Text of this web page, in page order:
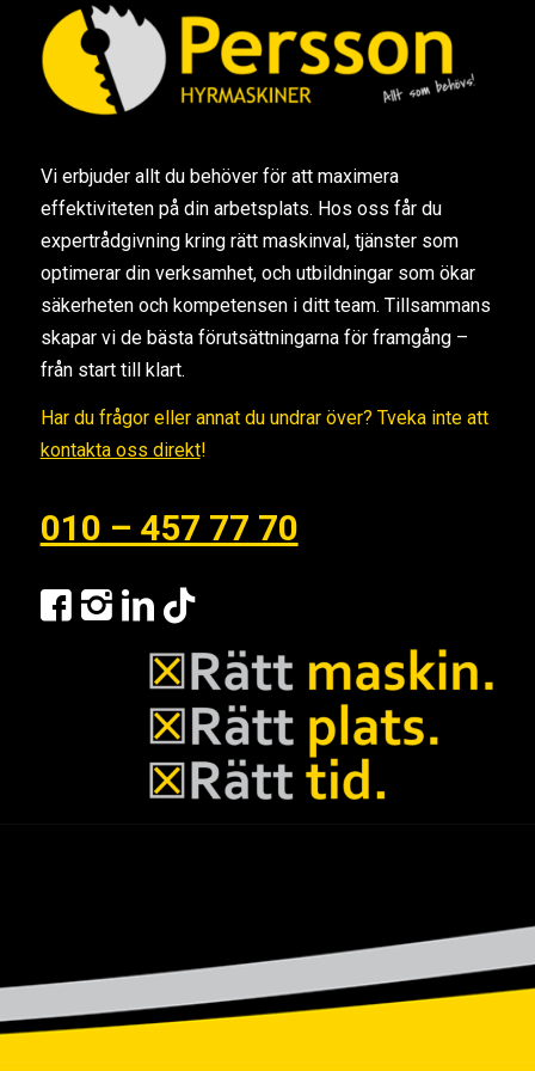
Vi erbjuder allt du behöver för att maximera
effektiviteten på din arbetsplats. Hos oss får du
expertrådgivning kring rätt maskinval, tjänster som
optimerar din verksamhet, och utbildningar som ökar
säkerheten och kompetensen i ditt team. Tillsammans
skapar vi de bästa förutsättningarna för framgång –
från start till klart.
Har du frågor eller annat du undrar över? Tveka inte att
kontakta oss direkt!
010 – 457 77 70